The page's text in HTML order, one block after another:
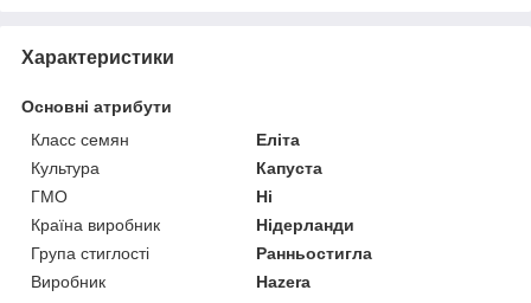
Характеристики
Основні атрибути
Класс семян
Еліта
Культура
Капуста
ГМО
Ні
Країна виробник
Нідерланди
Група стиглості
Ранньостигла
Виробник
Hazera